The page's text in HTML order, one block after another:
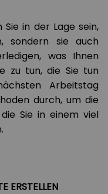
in der Lage sein,
sondern sie auch
was Ihnen
zu tun, die Sie tun
Arbeitstag
durch, um die
Sie in einem viel
ERSTELLEN